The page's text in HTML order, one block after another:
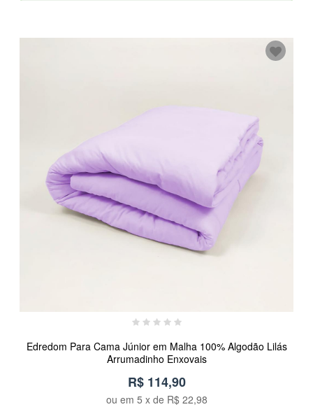
Edredom Para Cama Júnior em Malha 100% Algodão Lilás
Arrumadinho Enxovais
R$ 114,90
ou em 5 x de R$ 22,98